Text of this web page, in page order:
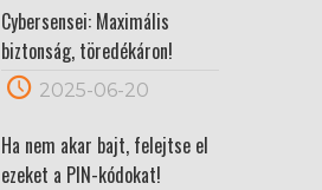
Cybersensei: Maximális
biztonság, töredékáron!
2025-06-20
Ha nem akar bajt, felejtse el
ezeket a PIN-kódokat!